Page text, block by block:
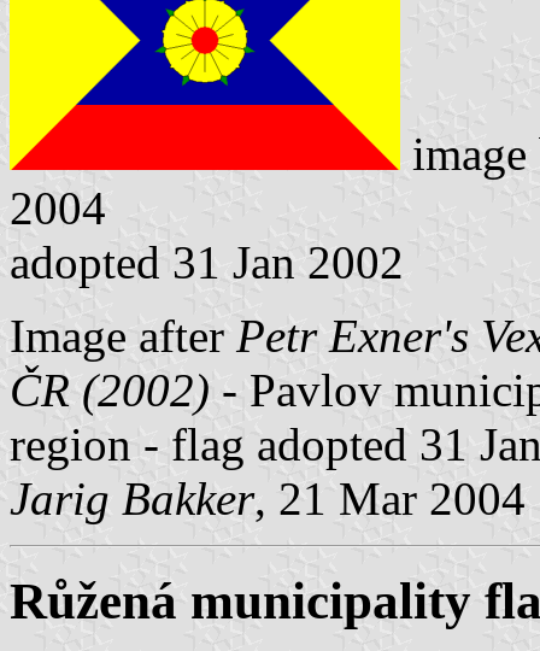
2004
adopted 31 Jan 2002
Image after Petr Exner's
ČR (2002) - Pavlov
region - flag adopted 31
Jarig Bakker, 21 Mar 2004
Růžená municipality